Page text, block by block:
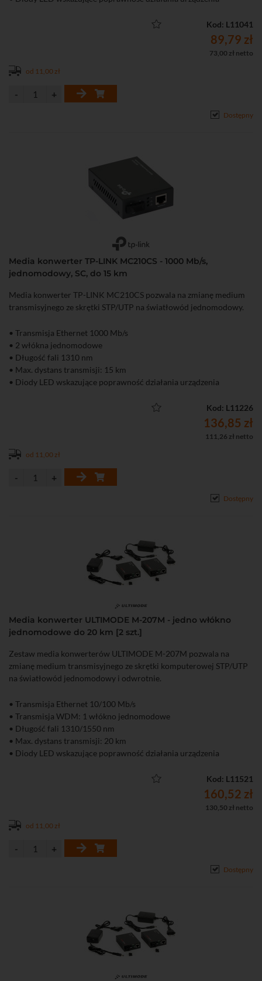
Kod: L11041
89,79 zł
73,00 zł netto
od 11,00 zł
Dostępny
Media konwerter TP-LINK MC210CS - 1000 Mb/s,
jednomodowy, SC, do 15 km
Media konwerter TP-LINK MC210CS pozwala na zmianę medium
transmisyjnego ze skrętki STP/UTP na światłowód jednomodowy.
• Transmisja Ethernet 1000 Mb/s
• 2 włókna jednomodowe
• Długość fali 1310 nm
• Max. dystans transmisji: 15 km
• Diody LED wskazujące poprawność działania urządzenia
Kod: L11226
136,85 zł
111,26 zł netto
od 11,00 zł
Dostępny
Media konwerter ULTIMODE M-207M - jedno włókno
jednomodowe do 20 km [2 szt.]
Zestaw media konwerterów ULTIMODE M-207M pozwala na
zmianę medium transmisyjnego ze skrętki komputerowej STP/UTP
na światłowód jednomodowy i odwrotnie.
• Transmisja Ethernet 10/100 Mb/s
• Transmisja WDM: 1 włókno jednomodowe
• Długość fali 1310/1550 nm
• Max. dystans transmisji: 20 km
• Diody LED wskazujące poprawność działania urządzenia
Kod: L11521
160,52 zł
130,50 zł netto
od 11,00 zł
Dostępny